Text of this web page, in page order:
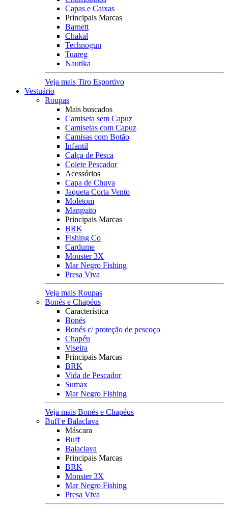
Capas e Caixas
Principais Marcas
Barnett
Chakal
Technogun
Tuareg
Nautika
Veja mais Tiro Esportivo
Vestuário
Roupas
Mais buscados
Camiseta sem Capuz
Camisetas com Capuz
Camisas com Botão
Infantil
Calça de Pesca
Colete Pescador
Acessórios
Capa de Chuva
Jaqueta Corta Vento
Moletom
Manguito
Principais Marcas
BRK
Fishing Co
Cardume
Monster 3X
Mar Negro Fishing
Presa Viva
Veja mais Roupas
Bonés e Chapéus
Característica
Bonés
Bonés c/ proteção de pescoço
Chapéu
Viseira
Principais Marcas
BRK
Vida de Pescador
Sumax
Mar Negro Fishing
Veja mais Bonés e Chapéus
Buff e Balaclava
Máscara
Buff
Balaclava
Principais Marcas
BRK
Monster 3X
Mar Negro Fishing
Presa Viva